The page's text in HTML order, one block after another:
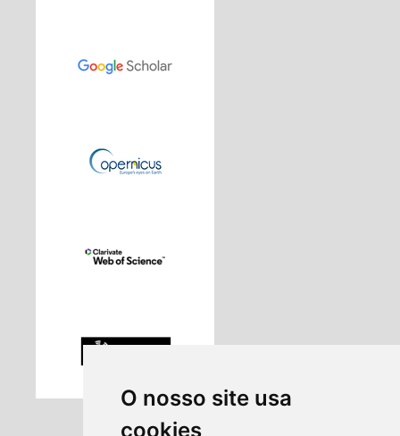
O nosso site usa
cookies